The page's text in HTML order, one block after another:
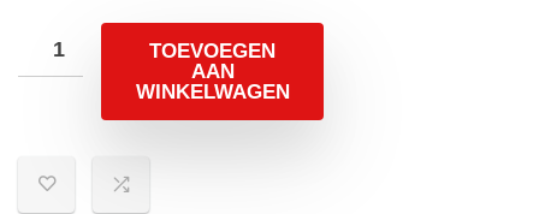
TOEVOEGEN
AAN
WINKELWAGEN